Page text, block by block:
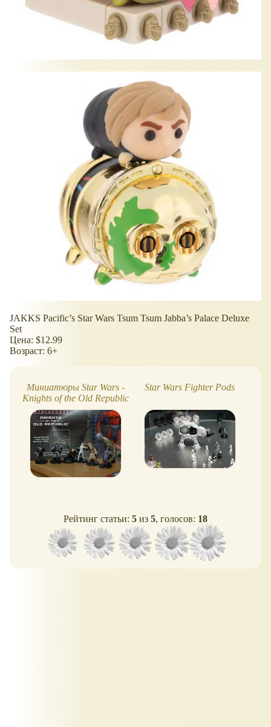
JAKKS Pacific’s Star Wars Tsum Tsum Jabba’s Palace Deluxe
Set
Цена: $12.99
Возраст: 6+
Миниатюры Star Wars -
Knights of the Old Republic
(Рыцари старой
республики)
Star Wars Fighter Pods
Рейтинг статьи: 5 из 5, голосов: 18